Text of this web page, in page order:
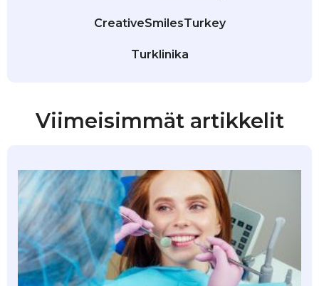
CreativeSmilesTurkey
Turklinika
Viimeisimmät artikkelit